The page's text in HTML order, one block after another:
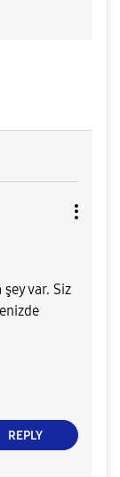
var. Siz
REPLY